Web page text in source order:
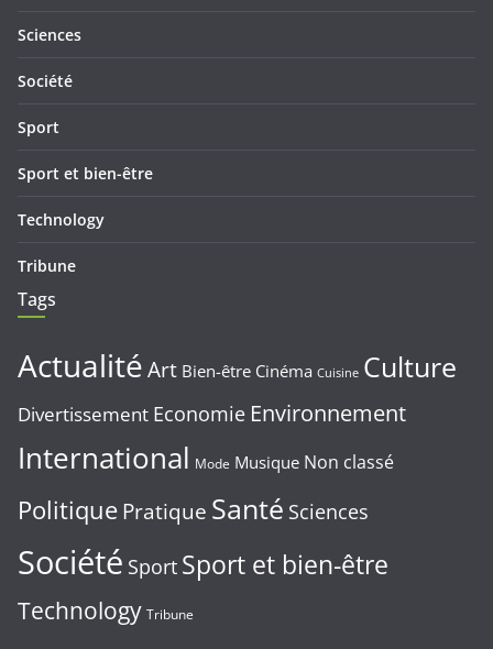
Sciences
Société
Sport
Sport et bien-être
Technology
Tribune
Tags
ActualitéArt Bien-être Cinéma Cuisine Culture
Divertissement Economie Environnement
International Mode Musique Non classé
Politique Pratique Santé Sciences
Société Sport Sport et bien-être
Technology Tribune